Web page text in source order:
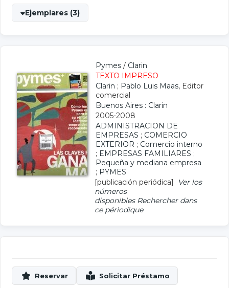
Ejemplares (3)
Pymes / Clarin
TEXTO IMPRESO
Clarin ; Pablo Luis Maas, Editor
comercial
Buenos Aires : Clarin
2005-2008
ADMINISTRACION DE
EMPRESAS ; COMERCIO
EXTERIOR ; Comercio interno
; EMPRESAS FAMILIARES ;
Pequeña y mediana empresa
; PYMES
[publicación periódica]
Ver los
números
disponibles Rechercher dans
ce périodique